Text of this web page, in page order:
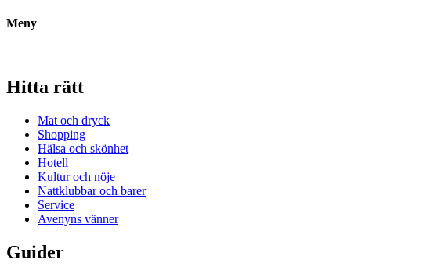
Meny
Hitta rätt
Mat och dryck
Shopping
Hälsa och skönhet
Hotell
Kultur och nöje
Nattklubbar och barer
Service
Avenyns vänner
Guider